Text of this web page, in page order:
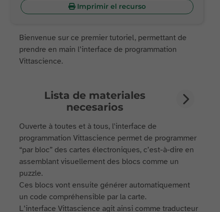
Imprimir el recurso
Bienvenue sur ce premier tutoriel, permettant de
prendre en main l’interface de programmation
Vittascience.
Lista de materiales
necesarios
Ouverte à toutes et à tous, l'interface de
programmation Vittascience permet de programmer
“par bloc” des cartes électroniques, c’est-à-dire en
assemblant visuellement des blocs comme un
puzzle.
Ces blocs vont ensuite générer automatiquement
un code compréhensible par la carte.
L’interface Vittascience agit ainsi comme traducteur